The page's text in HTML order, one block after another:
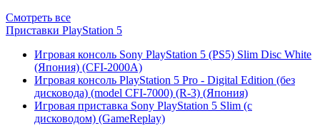
Смотреть все
Приставки PlayStation 5
Игровая консоль Sony PlayStation 5 (PS5) Slim Disc White
(Япония) (CFI-2000A)
Игровая консоль PlayStation 5 Pro - Digital Edition (без
дисковода) (model CFI-7000) (R-3) (Япония)
Игровая приставка Sony PlayStation 5 Slim (с
дисководом) (GameReplay)